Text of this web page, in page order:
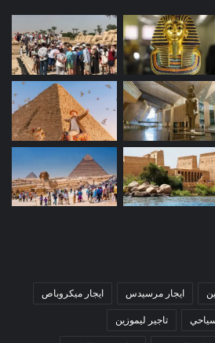
ايجار مرسيدس ايجار ميكروباص
تاجير ليموزين